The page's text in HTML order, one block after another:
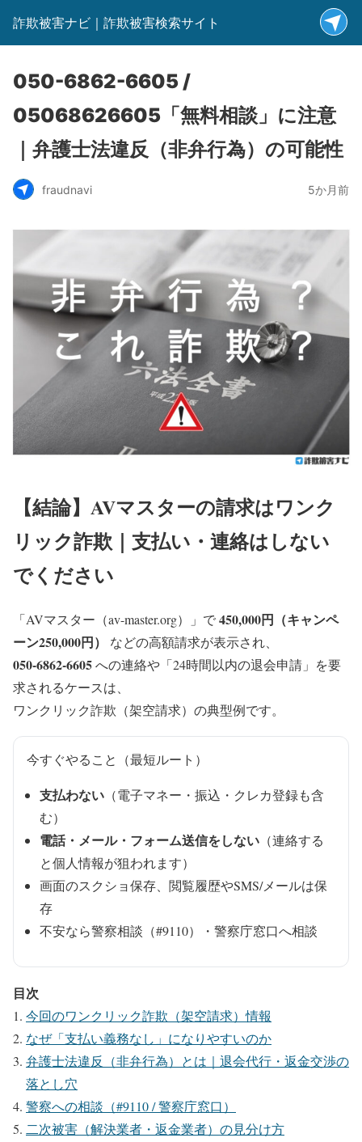
詐欺被害ナビ｜詐欺被害検索サイト
050-6862-6605 /
05068626605「無料相談」に注意
｜弁護士法違反（非弁行為）の可能性
fraudnavi 5か月前
【結論】AVマスターの請求はワンク
リック詐欺｜支払い・連絡はしない
でください
「AVマスター（av-master.org）」で450,000円（キャンペ
ーン250,000円）
などの高額請求が表示され、
050-6862-6605への連絡や「24時間以内の退会申請」を要
求されるケースは、
ワンクリック詐欺（架空請求） の典型例です。
今すぐやること（最短ルート）
支払わない （電子マネー・振込・クレカ登録も含
む）
電話・メール・フォーム送信をしない （連絡する
と個人情報が狙われます）
画面のスクショ保存、閲覧履歴やSMS/メールは保
存
不安なら警察相談（#9110）・警察庁窓口へ相談
目次
今回のワンクリック詐欺（架空請求）情報
なぜ「支払い義務なし」になりやすいのか
弁護士法違反（非弁行為）とは｜退会代行・返金交渉の
落とし穴
警察への相談（#9110 / 警察庁窓口）
二次被害（解決業者・返金業者）の見分け方